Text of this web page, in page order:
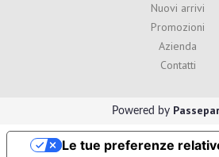
Nuovi arrivi
Promozioni
Azienda
Contatti
Powered by
Le tue preferenze